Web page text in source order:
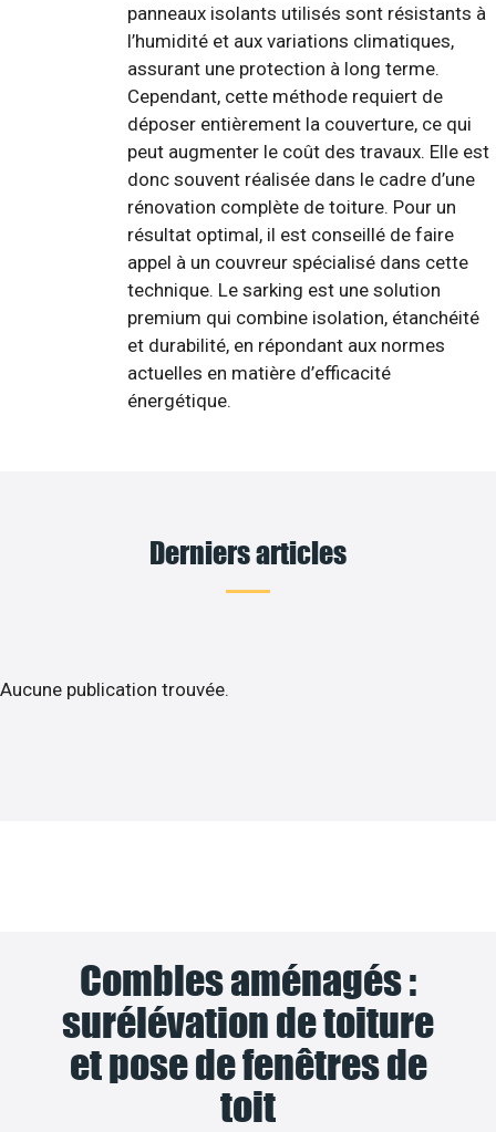
panneaux isolants utilisés sont résistants à
l’humidité et aux variations climatiques,
assurant une protection à long terme.
Cependant, cette méthode requiert de
déposer entièrement la couverture, ce qui
peut augmenter le coût des travaux. Elle est
donc souvent réalisée dans le cadre d’une
rénovation complète de toiture. Pour un
résultat optimal, il est conseillé de faire
appel à un couvreur spécialisé dans cette
technique. Le sarking est une solution
premium qui combine isolation, étanchéité
et durabilité, en répondant aux normes
actuelles en matière d’efficacité
énergétique.
Derniers articles
Aucune publication trouvée.
Combles aménagés :
surélévation de toiture
et pose de fenêtres de
toit